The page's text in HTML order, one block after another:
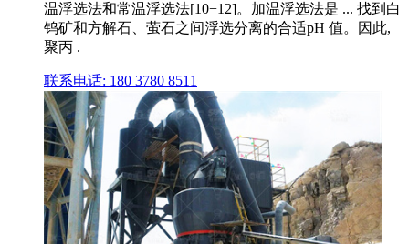
温浮选法和常温浮选法[10−12]。加温浮选法是 ... 找到白
钨矿和方解石、萤石之间浮选分离的合适pH 值。因此,
聚丙 .
联系电话: 180 3780 8511